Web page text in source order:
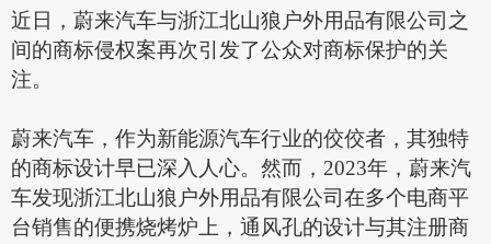
近日，蔚来汽车与浙江北山狼户外用品有限公司之
间的商标侵权案再次引发了公众对商标保护的关
注。
蔚来汽车，作为新能源汽车行业的佼佼者，其独特
的商标设计早已深入人心。然而， 2023年，蔚来汽
车发现浙江北山狼户外用品有限公司在多个电商平
台销售的便携烧烤炉上，通风孔的设计与其注册商